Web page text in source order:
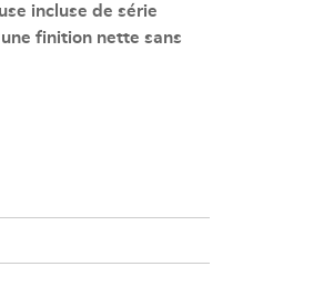
incluse de série
finition nette sans